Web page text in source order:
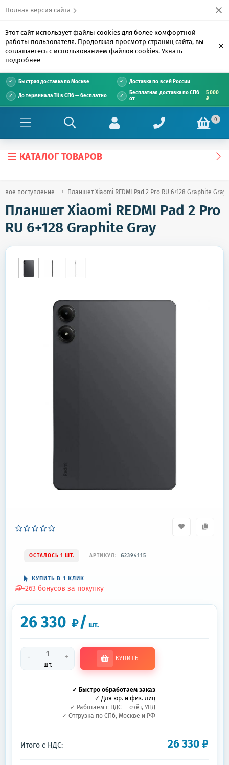
Полная версия сайта
Этот сайт использует файлы cookies для более комфортной
работы пользователя. Продолжая просмотр страниц сайта, вы
соглашаетесь с использованием файлов cookies. Узнать
подробнее
×
Быстрая доставка по Москве Доставка по всей России
До терминала ТК в СПб — бесплатно
Бесплатная доставка по СПб
от
5 000
₽
0
КАТАЛОГ ТОВАРОВ
поступление Планшет Xiaomi REDMI Pad 2 Pro RU 6+128 Graphite Gray
Планшет Xiaomi REDMI Pad 2 Pro
RU 6+128 Graphite Gray
ОСТАЛОСЬ 1 ШТ. АРТИКУЛ: G2394115
КУПИТЬ В 1 КЛИК
+263 бонусов за покупку
26 330 ₽/ шт.
-
шт.
+ КУПИТЬ
✓ Быстро обработаем заказ
✓ Для юр. и физ. лиц
✓ Работаем с НДС — счёт, УПД
✓ Отгрузка по СПб, Москве и РФ
Итого с НДС: 26 330₽